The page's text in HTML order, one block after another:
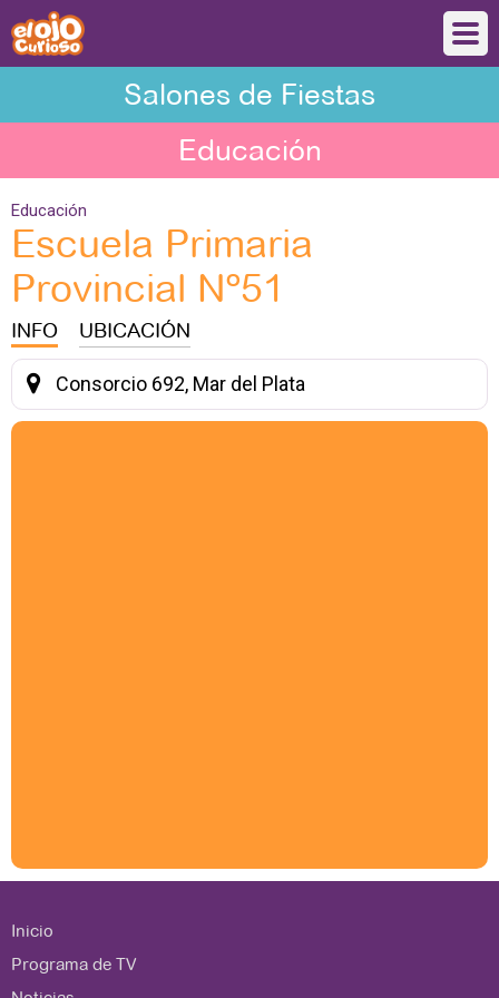
Salones de Fiestas
Educación
Educación
Escuela Primaria
Provincial Nº51
INFO UBICACIÓN
Consorcio 692, Mar del Plata
Inicio
Programa de TV